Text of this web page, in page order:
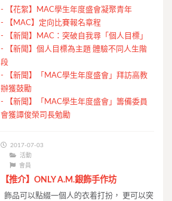
-
【花絮】MAC學生年度盛會凝聚青年
-
【MAC】定向比賽報名章程
-
【新聞】MAC：突破自我尋「個人目標」
-
【新聞】個人目標為主題 體驗不同人生階
段
-
【新聞】「MAC學生年度盛會」拜訪高教
辦獲鼓勵
-
【新聞】「MAC學生年度盛會」籌備委員
會獲譚俊榮司長勉勵
2017-07-03
活動
會員
【推介】ONLY A.M.銀飾手作坊
飾品可以點綴一個人的衣着打扮， 更可以突